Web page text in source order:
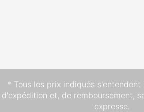
* Tous les prix indiqués s'entendent
d'expédition et, de remboursement,
expresse.